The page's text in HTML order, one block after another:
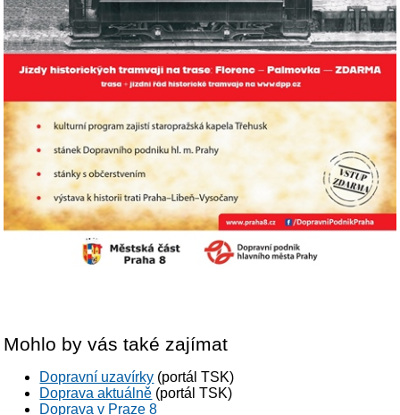
Mohlo by vás také zajímat
Dopravní uzavírky (portál TSK)
Doprava aktuálně (portál TSK)
Doprava v Praze 8